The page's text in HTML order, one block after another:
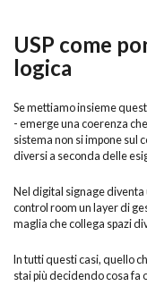
USP come
logica
Se mettiamo insieme
- emerge una coerenza
sistema non si impone sul
diversi a seconda delle
Nel digital signage
control room un layer di
maglia che collega spazi
In tutti questi casi, quello
stai più decidendo cosa fa